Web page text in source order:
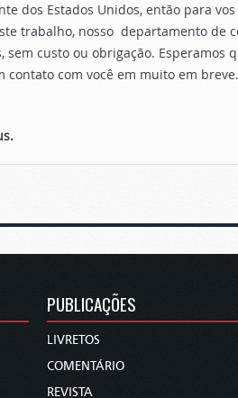
dos Estados Unidos, então para
trabalho, nosso departamento de
custo ou obrigação. Esperamos
com você em muito em breve.
PUBLICAÇÕES
LIVRETOS
COMENTÁRIO
REVISTA